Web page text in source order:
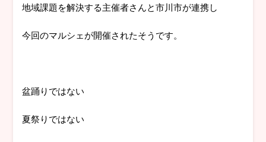
地域課題を解決する主催者さんと市川市が連携し
今回のマルシェが開催されたそうです。
盆踊りではない
夏祭りではない